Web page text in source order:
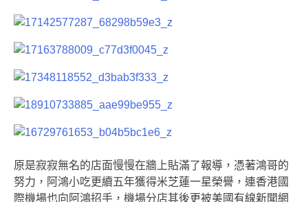
原是寂寂無名的店面慢慢在牆上貼滿了報導，憑著鴻哥的
努力，阿鴻小吃更續五年獲得米芝蓮一星榮譽，連香港國
際機場也向阿鴻招手，機場分店其後更被美國有線新聞網